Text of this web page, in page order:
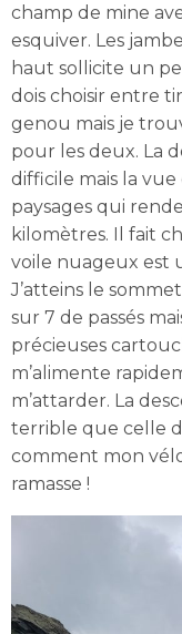
champ de mine
esquiver. Les
haut sollicite un
dois choisir entre
genou mais je
pour les deux. La
difficile mais la
paysages qui
kilomètres. Il fait
voile nuageux est
J’atteins le
sur 7 de passés
précieuses
m’alimente
m’attarder. La
terrible que celle
comment mon vélo
ramasse !